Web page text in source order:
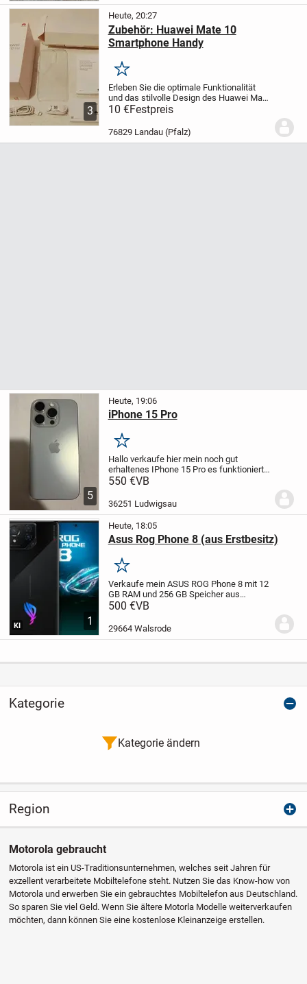
3
Heute, 20:27
Zubehör: Huawei Mate 10
Smartphone Handy
Merken
Erleben Sie die optimale Funktionalität
und das stilvolle Design des Huawei Mate
10 Zubehörs. Dieses Set beinhaltet ein
praktisches Ladekabel, lässige Kopfhörer
für angenehmes Audio und eine...
10 €Festpreis
76829 Landau (Pfalz)
5
Heute, 19:06
iPhone 15 Pro
Merken
Hallo verkaufe hier mein noch gut
erhaltenes IPhone 15 Pro es funktioniert
ohne irgendwelche Fehler bei weiteren
550 €VB
36251 Ludwigsau
1
KI
Heute, 18:05
Asus Rog Phone 8 (aus Erstbesitz)
Merken
Verkaufe mein ASUS ROG Phone 8 mit 12
GB RAM und 256 GB Speicher aus
Erstbesitz.- 2 Jahre alt, technisch
Kratzer**- Von Anfang an geschützt
500 €VB
29664 Walsrode
Kategorie
Kategorie ändern
Region
Motorola gebraucht
Motorola ist ein US-Traditionsunternehmen, welches seit Jahren für
exzellent verarbeitete Mobiltelefone steht. Nutzen Sie das Know-how von
Motorola und erwerben Sie ein gebrauchtes Mobiltelefon aus Deutschland.
So sparen Sie viel Geld. Wenn Sie ältere Motorla Modelle weiterverkaufen
möchten, dann können Sie eine kostenlose Kleinanzeige erstellen.